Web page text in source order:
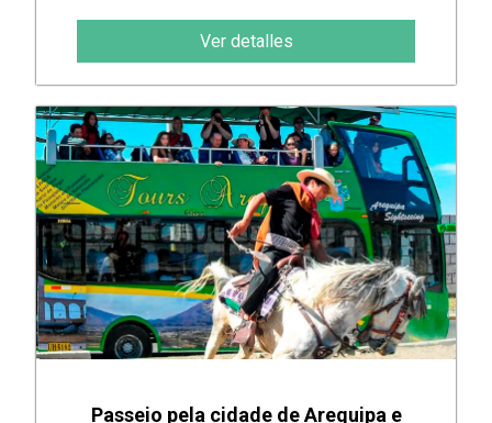
Ver detalles
Passeio pela cidade de Arequipa e